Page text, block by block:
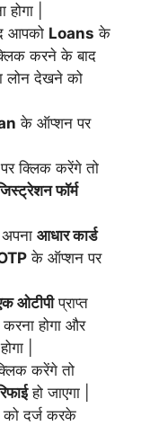
|
आपको Loans के
करने के बाद
लोन देखने को
के ऑप्शन पर
क्लिक करेंगे तो
फॉर्म
आधार कार्ड
के ऑप्शन पर
ओटीपीप्राप्त
होगा और
|
करेंगे तो
हो जाएगा |
को दर्ज करके